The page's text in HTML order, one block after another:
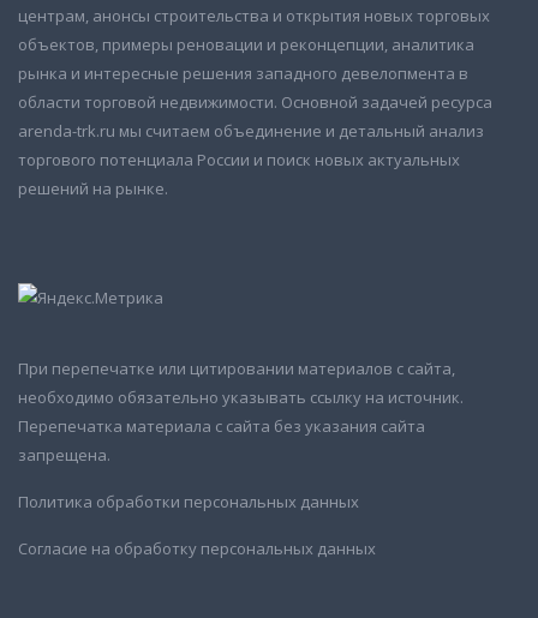
центрам, анонсы строительства и открытия новых торговых
объектов, примеры реновации и реконцепции, аналитика
рынка и интересные решения западного девелопмента в
области торговой недвижимости. Основной задачей ресурса
arenda-trk.ru мы считаем объединение и детальный анализ
торгового потенциала России и поиск новых актуальных
решений на рынке.
При перепечатке или цитировании материалов с сайта,
необходимо обязательно указывать ссылку на источник.
Перепечатка материала с сайта без указания сайта
запрещена.
Политика обработки персональных данных
Согласие на обработку персональных данных